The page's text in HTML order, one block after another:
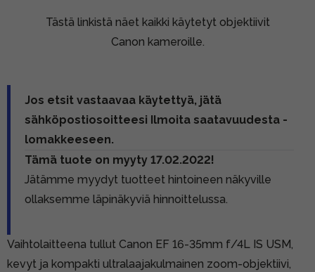
Tästä linkistä näet kaikki käytetyt objektiivit
Canon kameroille.
Jos etsit vastaavaa käytettyä, jätä
sähköpostiosoitteesi Ilmoita saatavuudesta -
lomakkeeseen.
Tämä tuote on myyty 17.02.2022!
Jätämme myydyt tuotteet hintoineen näkyville
ollaksemme läpinäkyviä hinnoittelussa.
Vaihtolaitteena tullut Canon EF 16-35mm f/4L IS USM,
kevyt ja kompakti ultralaajakulmainen zoom-objektiivi,